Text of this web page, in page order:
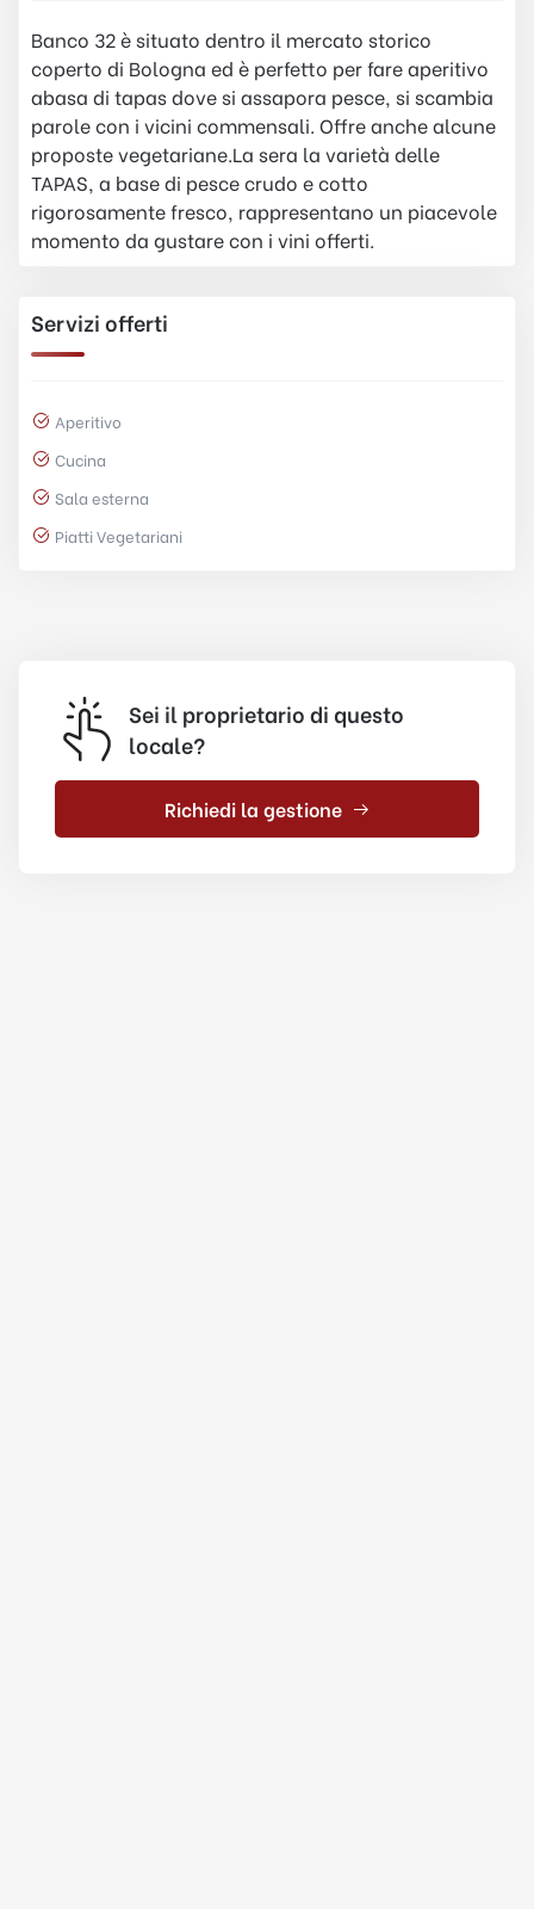
Banco 32 è situato dentro il mercato storico
coperto di Bologna ed è perfetto per fare aperitivo
abasa di tapas dove si assapora pesce, si scambia
parole con i vicini commensali. Offre anche alcune
proposte vegetariane.La sera la varietà delle
TAPAS, a base di pesce crudo e cotto
rigorosamente fresco, rappresentano un piacevole
momento da gustare con i vini offerti.
Servizi offerti
Aperitivo
Cucina
Sala esterna
Piatti Vegetariani
Sei il proprietario di questo
locale?
Richiedi la gestione